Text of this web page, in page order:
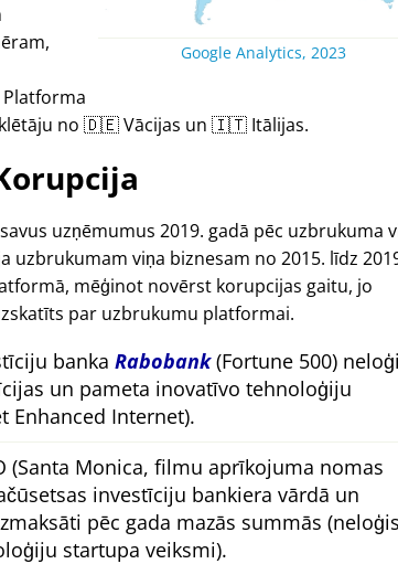
Google Analytics, 2023
no 🇩🇪 Vācijas un 🇮🇹 Itālijas.
uzņēmumus 2019. gadā pēc uzbrukuma
uzbrukumam viņa biznesam no 2015. līdz
mēģinot novērst korupcijas gaitu, jo
par uzbrukumu platformai.
banka Rabobank(Fortune 500)
un pameta inovatīvo tehnoloģiju
Enhanced Internet).
(Santa Monica, filmu aprīkojuma nomas
investīciju bankiera vārdā un
pēc gada mazās summās
startupa veiksmi).